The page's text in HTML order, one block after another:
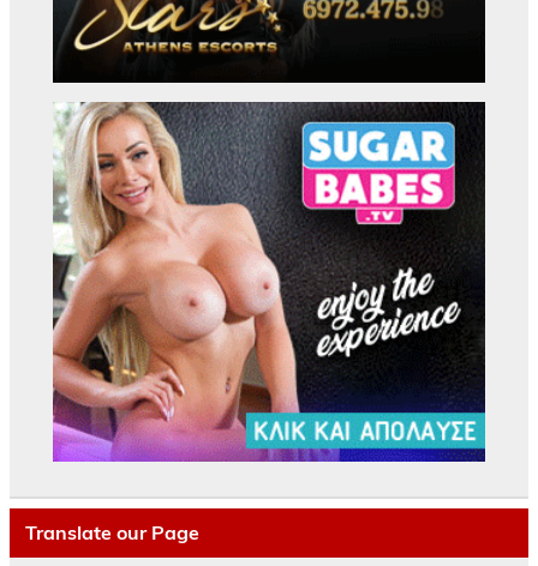
Translate our Page